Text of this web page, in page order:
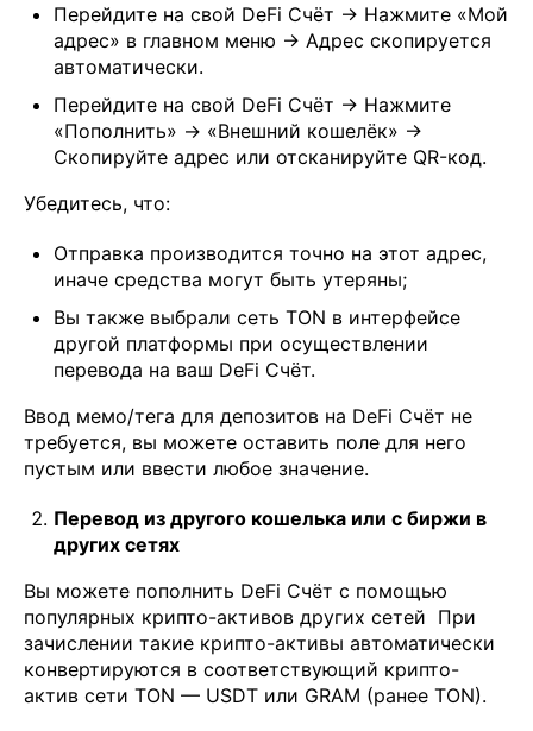
Перейдите на свой DeFi Счёт → Нажмите «Мой
адрес» в главном меню → Адрес скопируется
автоматически.
Перейдите на свой DeFi Счёт → Нажмите
«Пополнить» → «Внешний кошелёк» →
Скопируйте адрес или отсканируйте QR-код.
Убедитесь, что:
Отправка производится точно на этот адрес,
иначе средства могут быть утеряны;
Вы также выбрали сеть TON в интерфейсе
другой платформы при осуществлении
перевода на ваш DeFi Счёт.
Ввод мемо/тега для депозитов на DeFi Счёт не
требуется, вы можете оставить поле для него
пустым или ввести любое значение.
Перевод из другого кошелька или с биржи в
других сетях
Вы можете пополнить DeFi Счёт с помощью
популярных крипто-активов других сетей При
зачислении такие крипто-активы автоматически
конвертируются в соответствующий крипто-
актив сети TON — USDT или GRAM (ранее TON).